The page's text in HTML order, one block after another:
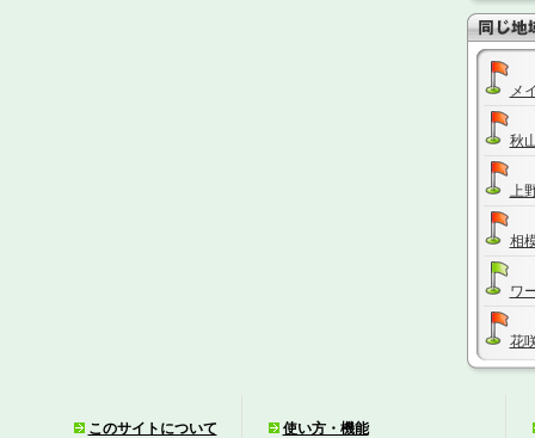
メ
秋
上
相
ワ
花
このサイトについて 使い方・機能